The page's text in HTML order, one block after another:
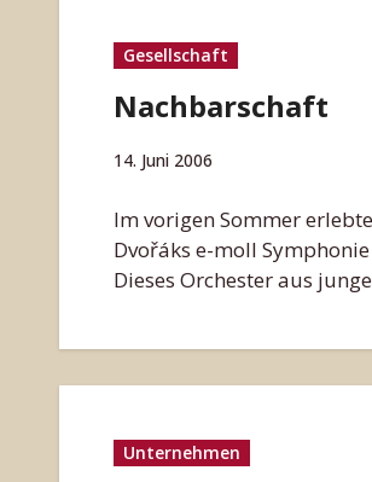
Gesellschaft
Nachbarschaft
14. Juni 2006
Im vorigen Sommer
Dvořáks e-moll
Dieses Orchester aus
Unternehmen